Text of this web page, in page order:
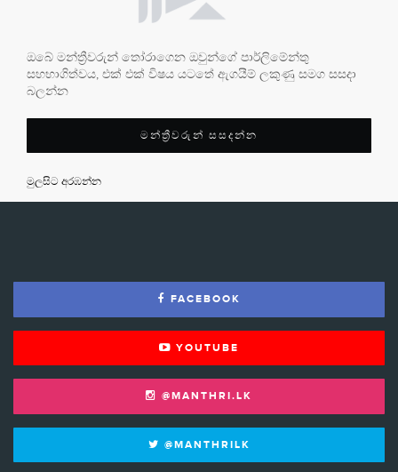
ඔබේ මන්ත්‍රීවරුන් තෝරාගෙන ඔවුන්ගේ පාර්ලිමේන්තු
සහභාගිත්වය, එක් එක් විෂය යටතේ ඇගයීම් ලකුණු සමග සසදා
බලන්න
මන්ත්‍රීවරුන් සසදන්න
මුලසිට අරඹන්න
FACEBOOK
YOUTUBE
@MANTHRI.LK
@MANTHRILK